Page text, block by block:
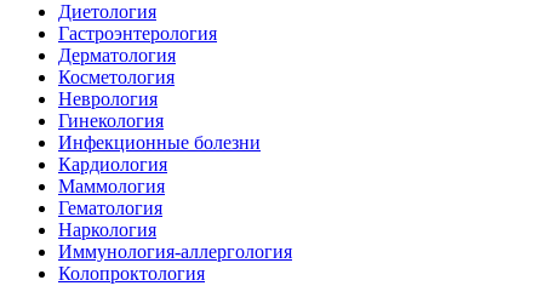
Диетология
Гастроэнтерология
Дерматология
Косметология
Неврология
Гинекология
Инфекционные болезни
Кардиология
Маммология
Гематология
Наркология
Иммунология-аллергология
Колопроктология